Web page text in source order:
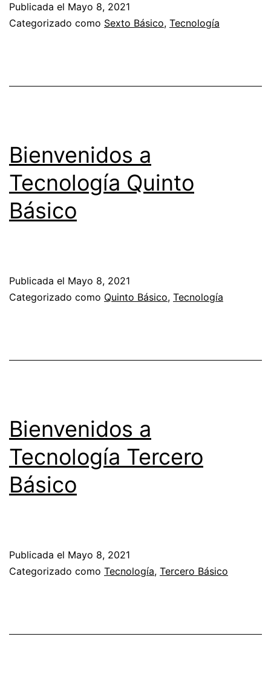
Publicada el Mayo 8, 2021
Categorizado como Sexto Básico, Tecnología
Bienvenidos a
Tecnología Quinto
Básico
Publicada el Mayo 8, 2021
Categorizado como Quinto Básico, Tecnología
Bienvenidos a
Tecnología Tercero
Básico
Publicada el Mayo 8, 2021
Categorizado como Tecnología, Tercero Básico